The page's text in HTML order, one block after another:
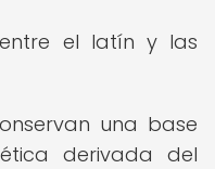
entre el latín y las
una base
derivada del